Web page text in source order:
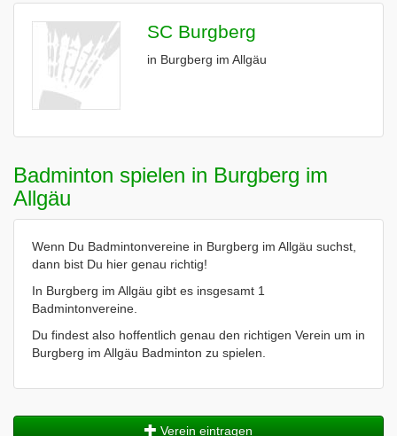
SC Burgberg
in Burgberg im Allgäu
Badminton spielen in Burgberg im
Allgäu
Wenn Du Badmintonvereine in Burgberg im Allgäu suchst,
dann bist Du hier genau richtig!
In Burgberg im Allgäu gibt es insgesamt 1
Badmintonvereine.
Du findest also hoffentlich genau den richtigen Verein um in
Burgberg im Allgäu Badminton zu spielen.
Verein eintragen